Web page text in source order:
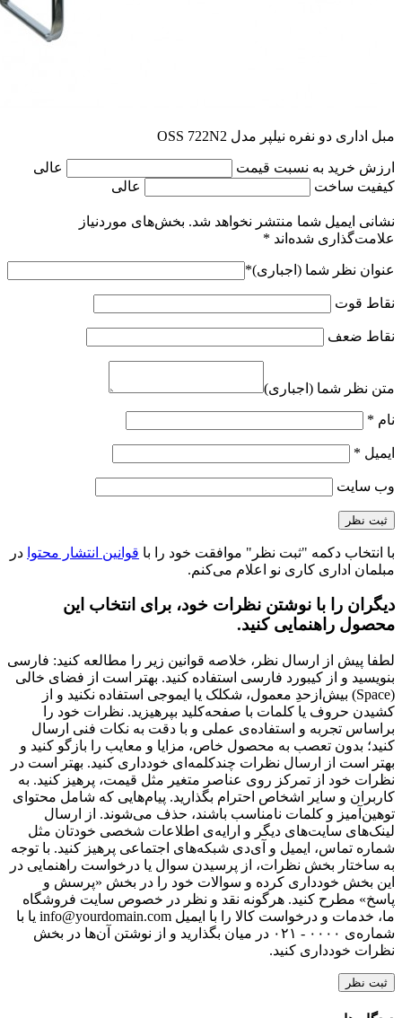
مبل اداری دو نفره نیلپر مدل OSS 722N2
ارزش خرید به نسبت قیمت
عالی
کیفیت ساخت
عالی
نشانی ایمیل شما منتشر نخواهد شد. بخش‌های موردنیاز
علامت‌گذاری شده‌اند *
عنوان نظر شما (اجباری)*
نقاط قوت
نقاط ضعف
متن نظر شما (اجباری)
نام *
ایمیل *
وب‌ سایت
با انتخاب دکمه "ثبت نظر" موافقت خود را با قوانین انتشار محتوا در
مبلمان اداری کاری نو اعلام می‌کنم.
دیگران را با نوشتن نظرات خود، برای انتخاب این
محصول راهنمایی کنید.
لطفا پیش از ارسال نظر، خلاصه قوانین زیر را مطالعه کنید: فارسی
بنویسید و از کیبورد فارسی استفاده کنید. بهتر است از فضای خالی
(Space) بیش‌از‌حدِ معمول، شکلک یا ایموجی استفاده نکنید و از
کشیدن حروف یا کلمات با صفحه‌کلید بپرهیزید. نظرات خود را
براساس تجربه و استفاده‌ی عملی و با دقت به نکات فنی ارسال
کنید؛ بدون تعصب به محصول خاص، مزایا و معایب را بازگو کنید و
بهتر است از ارسال نظرات چندکلمه‌‌ای خودداری کنید. بهتر است در
نظرات خود از تمرکز روی عناصر متغیر مثل قیمت، پرهیز کنید. به
کاربران و سایر اشخاص احترام بگذارید. پیام‌هایی که شامل محتوای
توهین‌آمیز و کلمات نامناسب باشند، حذف می‌شوند. از ارسال
لینک‌های سایت‌های دیگر و ارایه‌ی اطلاعات شخصی خودتان مثل
شماره تماس، ایمیل و آی‌دی شبکه‌های اجتماعی پرهیز کنید. با توجه
به ساختار بخش نظرات، از پرسیدن سوال یا درخواست راهنمایی در
این بخش خودداری کرده و سوالات خود را در بخش «پرسش و
پاسخ» مطرح کنید. هرگونه نقد و نظر در خصوص سایت فروشگاه
ما، خدمات و درخواست کالا را با ایمیل info@yourdomain.com یا با
شماره‌ی ۰۰۰۰ - ۰۲۱ در میان بگذارید و از نوشتن آن‌ها در بخش
نظرات خودداری کنید.
ثبت نظر